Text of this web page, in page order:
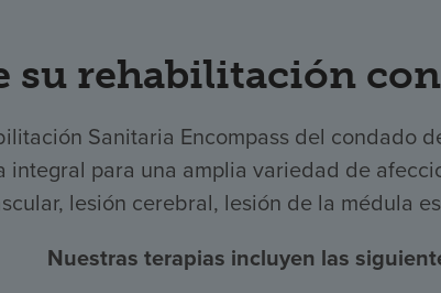
su rehabilitación
Sanitaria Encompass del condado
integral para una amplia variedad de
lesión cerebral, lesión de la médula
Nuestras terapias incluyen las